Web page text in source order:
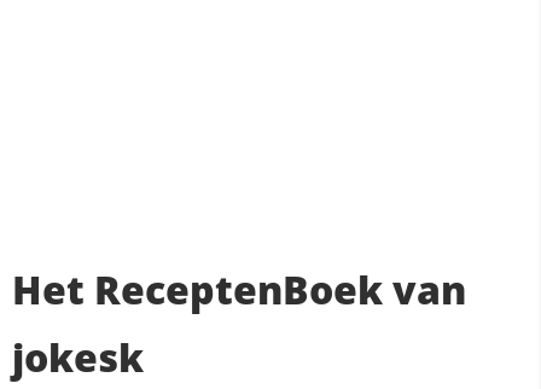
Het ReceptenBoek van
jokesk